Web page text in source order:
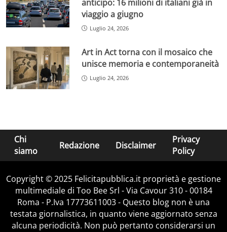
anticipo: 16 milioni di italiani già in
viaggio a giugno
Luglio 24, 2026
Art in Act torna con il mosaico che
unisce memoria e contemporaneità
Luglio 24, 2026
Chi
siamo
Redazione Disclaimer
Privacy
Policy
Copyright © 2025 Felicitapubblica.it proprietà e gestione
multimediale di Too Bee Srl - Via Cavour 310 - 00184
Roma - P.Iva 17773611003 - Questo blog non è una
testata giornalistica, in quanto viene aggiornato senza
alcuna periodicità. Non può pertanto considerarsi un